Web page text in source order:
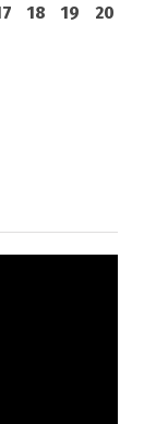
18 19 20